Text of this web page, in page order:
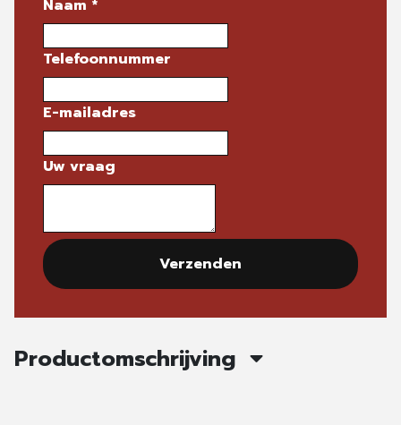
Naam *
Telefoonnummer
E-mailadres
Uw vraag
Verzenden
Productomschrijving